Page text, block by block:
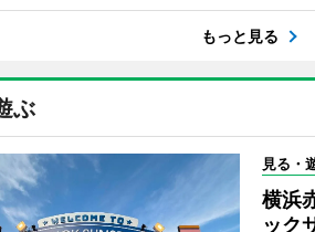
もっと見る
ぶ
見る・
横浜
ック